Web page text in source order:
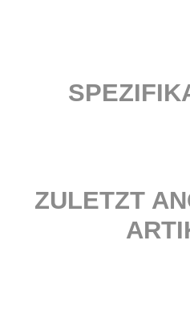
ZULETZT